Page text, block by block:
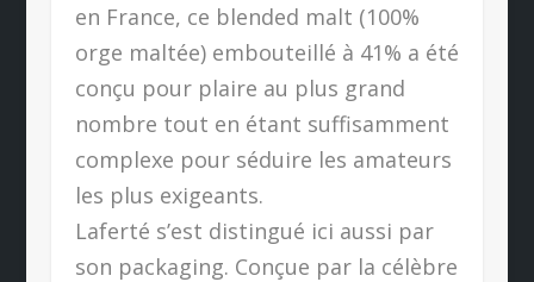
en France, ce blended malt (100%
orge maltée) embouteillé à 41% a été
conçu pour plaire au plus grand
nombre tout en étant suffisamment
complexe pour séduire les amateurs
les plus exigeants.
Laferté s’est distingué ici aussi par
son packaging. Conçue par la célèbre